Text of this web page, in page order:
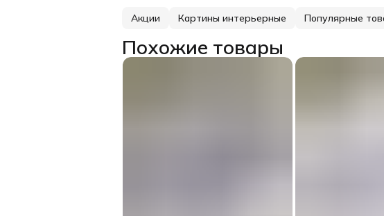
Акции Картины интерьерные Популярные
Похожие товары